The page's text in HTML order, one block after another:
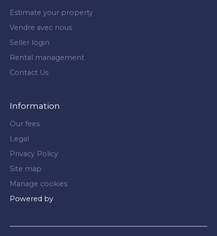
Estimate your property
Vendre avec nous
Seller login
Rental management
Contact Us
Information
Our fees
Legal
Privacy Policy
Site map
Manage cookies
Powered by